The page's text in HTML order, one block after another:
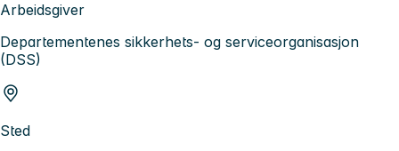
Arbeidsgiver
Departementenes sikkerhets- og serviceorganisasjon
(DSS)
Sted